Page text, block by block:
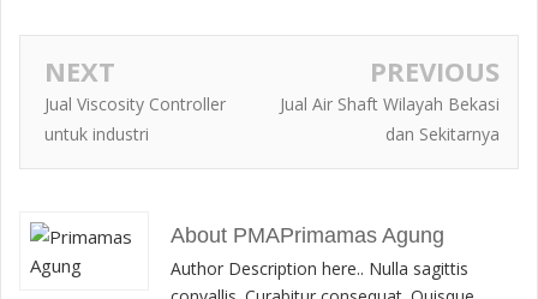
NEXT
Jual Viscosity Controller
untuk industri
PREVIOUS
Jual Air Shaft Wilayah Bekasi
dan Sekitarnya
About PMAPrimamas Agung
Author Description here.. Nulla sagittis